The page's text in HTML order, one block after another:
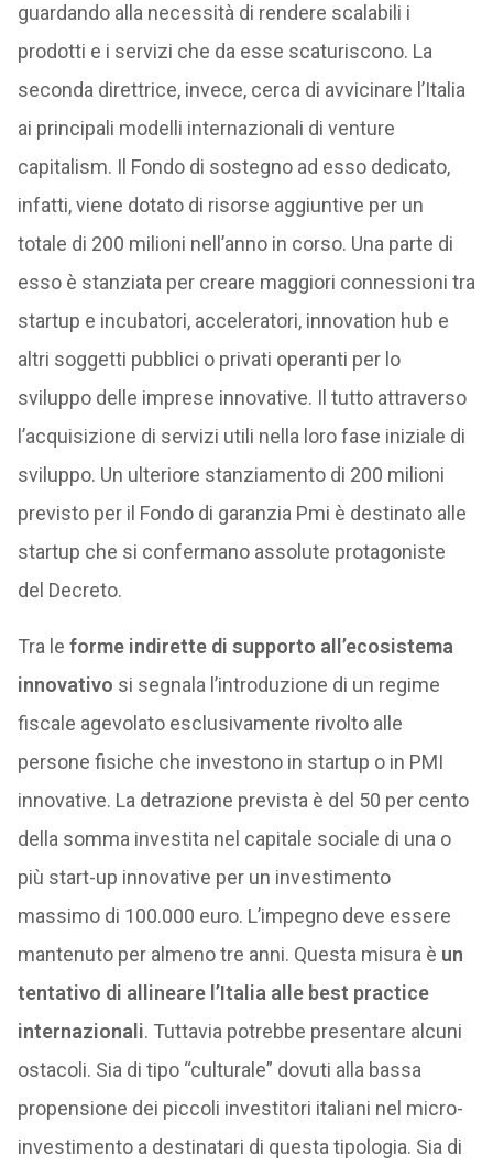
guardando alla necessità di rendere scalabili i
prodotti e i servizi che da esse scaturiscono. La
seconda direttrice, invece, cerca di avvicinare l’Italia
ai principali modelli internazionali di venture
capitalism. Il Fondo di sostegno ad esso dedicato,
infatti, viene dotato di risorse aggiuntive per un
totale di 200 milioni nell’anno in corso. Una parte di
esso è stanziata per creare maggiori connessioni tra
startup e incubatori, acceleratori, innovation hub e
altri soggetti pubblici o privati operanti per lo
sviluppo delle imprese innovative. Il tutto attraverso
l’acquisizione di servizi utili nella loro fase iniziale di
sviluppo. Un ulteriore stanziamento di 200 milioni
previsto per il Fondo di garanzia Pmi è destinato alle
startup che si confermano assolute protagoniste
del Decreto.
Tra le forme indirette di supporto all’ecosistema
innovativo si segnala l’introduzione di un regime
fiscale agevolato esclusivamente rivolto alle
persone fisiche che investono in startup o in PMI
innovative. La detrazione prevista è del 50 per cento
della somma investita nel capitale sociale di una o
più start-up innovative per un investimento
massimo di 100.000 euro. L’impegno deve essere
mantenuto per almeno tre anni. Questa misura è un
tentativo di allineare l’Italia alle best practice
internazionali. Tuttavia potrebbe presentare alcuni
ostacoli. Sia di tipo “culturale” dovuti alla bassa
propensione dei piccoli investitori italiani nel micro-
investimento a destinatari di questa tipologia. Sia di